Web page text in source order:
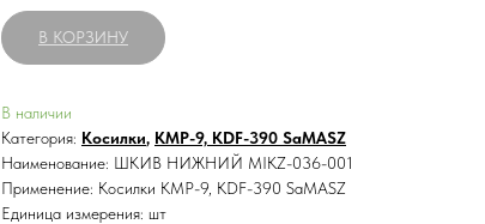
В КОРЗИНУ
В наличии
Категория: Косилки, КМР-9, KDF-390 SaMASZ
Наименование: ШКИВ НИЖНИЙ MIKZ-036-001
Применение: Косилки КМР-9, KDF-390 SaMASZ
Единица измерения: шт